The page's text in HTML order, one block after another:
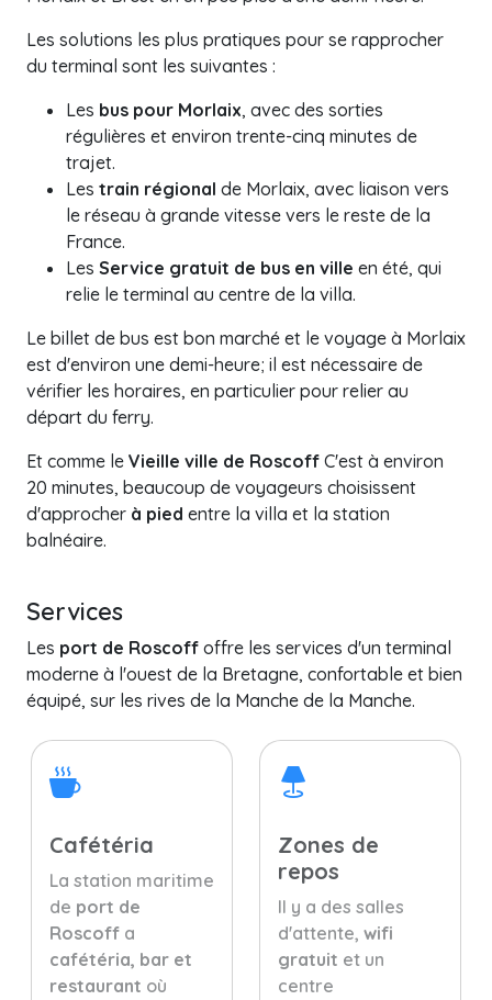
Les solutions les plus pratiques pour se rapprocher
du terminal sont les suivantes :
Les bus pour Morlaix, avec des sorties
régulières et environ trente-cinq minutes de
trajet.
Les train régional de Morlaix, avec liaison vers
le réseau à grande vitesse vers le reste de la
France.
Les Service gratuit de bus en ville en été, qui
relie le terminal au centre de la villa.
Le billet de bus est bon marché et le voyage à Morlaix
est d'environ une demi-heure; il est nécessaire de
vérifier les horaires, en particulier pour relier au
départ du ferry.
Et comme le Vieille ville de Roscoff C'est à environ
20 minutes, beaucoup de voyageurs choisissent
d'approcher à pied entre la villa et la station
balnéaire.
Services
Les port de Roscoff offre les services d'un terminal
moderne à l'ouest de la Bretagne, confortable et bien
équipé, sur les rives de la Manche de la Manche.
Cafétéria
La station maritime
de port de
Roscoff a
cafétéria, bar et
restaurant où
Zones de
repos
Il y a des salles
d'attente, wifi
gratuit et un
centre